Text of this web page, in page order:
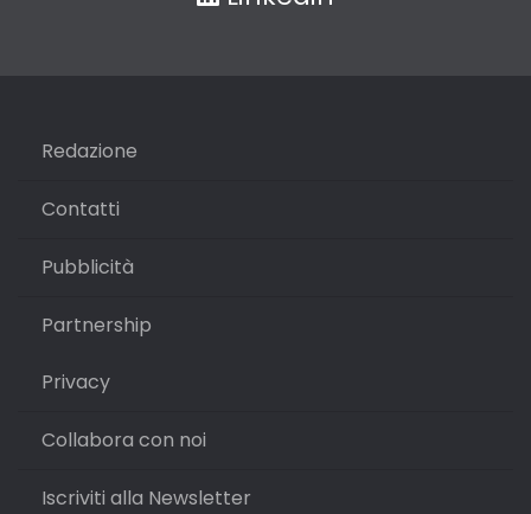
Redazione
Contatti
Pubblicità
Partnership
Privacy
Collabora con noi
Iscriviti alla Newsletter